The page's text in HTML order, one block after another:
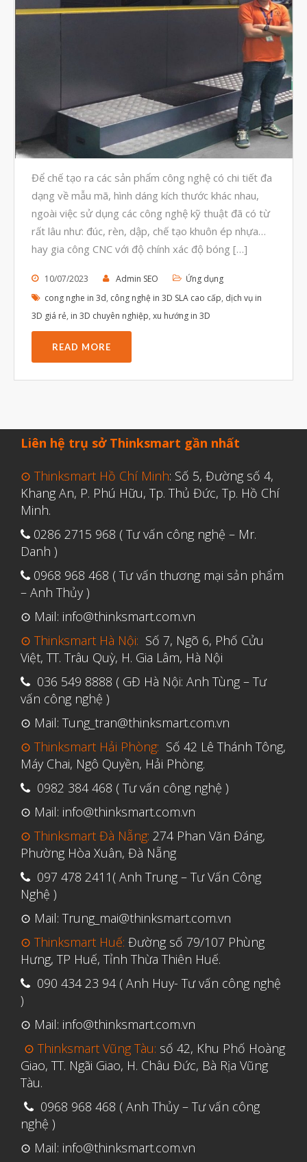
Tháng Tám 2023
Tháng Năm 2023
Tháng Tư 2023
Tháng Ba 2023
Tháng Hai 2023
Tháng Mười Hai 2022
Tháng Mười Một 2022
Tháng Mười 2022
Tháng Tám 2022
Tháng Bảy 2022
Tháng Tư 2022
Tháng Hai 2022
Tháng Một 2022
Tháng Mười Hai 2021
Tháng Mười Một 2021
Tháng Chín 2021
Tháng Tám 2021
Tháng Sáu 2021
Tháng Năm 2021
Tháng Tư 2021
Tháng Ba 2021
Tháng Mười Một 2020
Tháng Mười 2020
Tháng Bảy 2020
Tháng Sáu 2020
Tháng Tư 2020
Tháng Ba 2020
Tháng Hai 2020
Tháng Một 2020
Tháng Mười 2019
Tháng Tám 2019
Tháng Sáu 2019
Để chế tạo ra các sản phẩm công nghệ có chi tiết đa
dạng về mẫu mã, hình dáng kích thước khác nhau,
ngoài việc sử dụng các công nghệ kỹ thuật đã có từ
rất lâu như: đúc, rèn, dập, chế tạo khuôn ép nhựa…
hay gia công CNC với độ chính xác độ bóng […]
10/07/2023 Admin SEO
Ứng dụng
cong nghe in 3d, công nghệ in 3D SLA cao cấp, dịch vụ in
3D giá rẻ, in 3D chuyên nghiệp, xu hướng in 3D
READ MORE
Liên hệ trụ sở Thinksmart gần nhất
⊙ Thinksmart Hồ Chí Minh: Số 5, Đường số 4,
Khang An, P. Phú Hữu, Tp. Thủ Đức, Tp. Hồ Chí
Minh.
0286 2715 968 ( Tư vấn công nghệ – Mr.
Danh )
0968 968 468 ( Tư vấn thương mại sản phẩm
– Anh Thủy )
⊙ Mail: info@thinksmart.com.vn
⊙ Thinksmart Hà Nội: Số 7, Ngõ 6, Phố Cửu
Việt, TT. Trâu Quỳ, H. Gia Lâm, Hà Nội
036 549 8888 ( GĐ Hà Nội: Anh Tùng – Tư
vấn công nghệ )
⊙ Mail: Tung_tran@thinksmart.com.vn
⊙ Thinksmart Hải Phòng: Số 42 Lê Thánh Tông,
Máy Chai, Ngô Quyền, Hải Phòng.
0982 384 468 ( Tư vấn công nghệ )
⊙ Mail: info@thinksmart.com.vn
⊙ Thinksmart Đà Nẵng: 274 Phan Văn Đáng,
Phường Hòa Xuân, Đà Nẵng
097 478 2411( Anh Trung – Tư Vấn Công
Nghệ )
⊙ Mail: Trung_mai@thinksmart.com.vn
⊙ Thinksmart Huế: Đường số 79/107 Phùng
Hưng, TP Huế, Tỉnh Thừa Thiên Huế.
090 434 23 94 ( Anh Huy- Tư vấn công nghệ
)
⊙ Mail: info@thinksmart.com.vn
⊙ Thinksmart Vũng Tàu: số 42, Khu Phố Hoàng
Giao, TT. Ngãi Giao, H. Châu Đức, Bà Rịa Vũng
Tàu.
0968 968 468 ( Anh Thủy – Tư vấn công
nghệ )
⊙ Mail: info@thinksmart.com.vn